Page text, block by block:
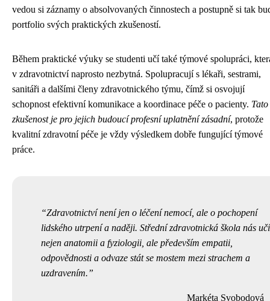
vedou si záznamy o absolvovaných činnostech a postupně si tak
portfolio svých praktických zkušeností.
Během praktické výuky se studenti učí také týmové spolupráci,
v zdravotnictví naprosto nezbytná. Spolupracují s lékaři, sestrami,
sanitáři a dalšími členy zdravotnického týmu, čímž si osvojují
schopnost efektivní komunikace a koordinace péče o pacienty. Tato
zkušenost je pro jejich budoucí profesní uplatnění zásadní, protože
kvalitní zdravotní péče je vždy výsledkem dobře fungující týmové
práce.
Zdravotnictví není jen o léčení nemocí, ale o pochopení
lidského utrpení a naději. Střední zdravotnická škola nás učí
nejen anatomii a fyziologii, ale především empatii,
odpovědnosti a odvaze stát se mostem mezi strachem a
uzdravením.
Markéta Svobodová